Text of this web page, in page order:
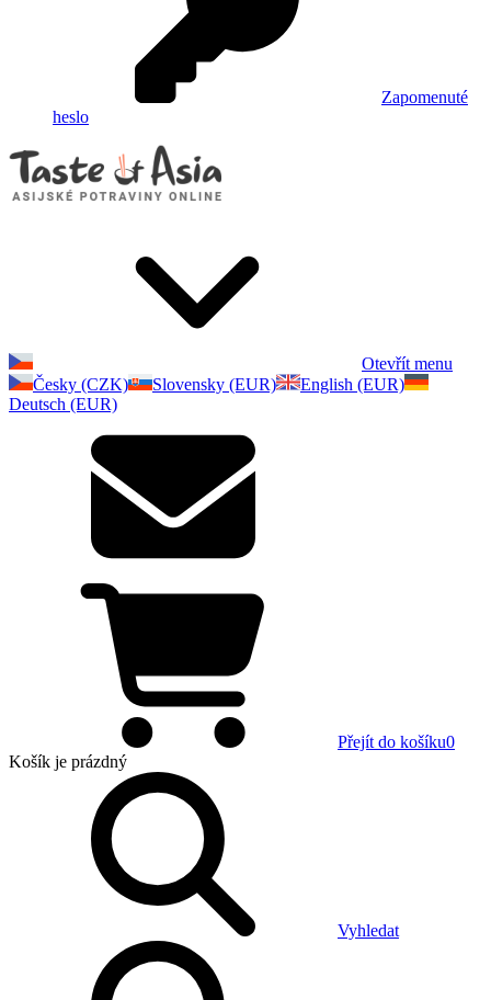
Zapomenuté
heslo
Otevřít menu
Česky (CZK)
Slovensky (EUR)
English (EUR)
Deutsch (EUR)
Přejít do košíku0
Košík je prázdný
Vyhledat